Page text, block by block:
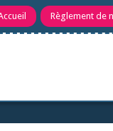
Règlement de